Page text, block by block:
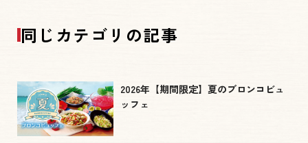
同じカテゴリの記事
2026年【期間限定】夏のブロンコビュ
ッフェ